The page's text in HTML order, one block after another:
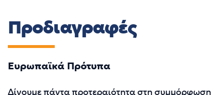
Προδιαγραφές
Ευρωπαϊκά Πρότυπα
Δίνουμε πάντα προτεραιότητα στη συμμόρφωση